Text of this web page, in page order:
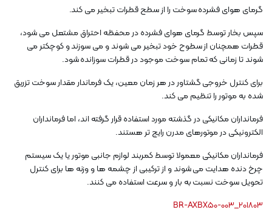
گرمای هوای فشرده سوخت را از سطح قطرات تبخیر می کند.
سپس بخار توسط گرمای هوای فشرده در محفظه احتراق مشتعل می شود،
قطرات همچنان از سطوح خود تبخیر می شوند و می سوزند و کوچکتر می
شوند تا زمانی که تمام سوخت موجود در قطرات سوزانده شود.
برای کنترل خروجی گشتاور در هر زمان معین، یک فرماندار مقدار سوخت تزریق
شده به موتور را تنظیم می کند.
فرمانداران مکانیکی در گذشته مورد استفاده قرار گرفته اند، اما فرمانداران
الکترونیکی در موتورهای مدرن رایج تر هستند.
فرمانداران مکانیکی معمولا توسط کمربند لوازم جانبی موتور یا یک سیستم
چرخ دنده هدایت می شوند و از ترکیبی از چشمه ها و وزنه ها برای کنترل
تحویل سوخت نسبت به بار و سرعت استفاده می کنند.
BR-AXBX50-003_201803